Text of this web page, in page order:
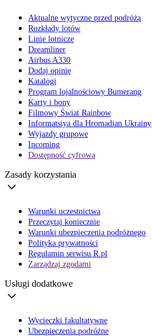
Aktualne wytyczne przed podróżą
Rozkłady lotów
Linie lotnicze
Dreamliner
Airbus A330
Dodaj opinię
Katalogi
Program lojalnościowy Bumerang
Karty i bony
Filmowy Świat Rainbow
Informatsiya dla Hromadian Ukrainy
Wyjazdy grupowe
Incoming
Dostępność cyfrowa
Zasady korzystania
Warunki uczestnictwa
Przeczytaj koniecznie
Warunki ubezpieczenia podróżnego
Polityka prywatności
Regulamin serwisu R.pl
Zarządzaj zgodami
Usługi dodatkowe
Wycieczki fakultatywne
Ubezpieczenia podróżne